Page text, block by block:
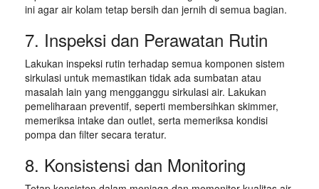
ini agar air kolam tetap bersih dan jernih di semua bagian.
7. Inspeksi dan Perawatan Rutin
Lakukan inspeksi rutin terhadap semua komponen sistem
sirkulasi untuk memastikan tidak ada sumbatan atau
masalah lain yang mengganggu sirkulasi air. Lakukan
pemeliharaan preventif, seperti membersihkan skimmer,
memeriksa intake dan outlet, serta memeriksa kondisi
pompa dan filter secara teratur.
8. Konsistensi dan Monitoring